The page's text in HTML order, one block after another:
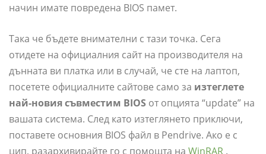
начин имате повредена BIOS памет.
Така че бъдете внимателни с тази точка. Сега
отидете на официалния сайт на производителя на
дънната ви платка или в случай, че сте на лаптоп,
посетете официалните сайтове само за изтеглете
най-новия съвместим BIOS от опцията “update” на
вашата система. След като изтеглянето приключи,
поставете основния BIOS файл в Pendrive. Ако е с
цип, разархивирайте го с помощта на WinRAR .